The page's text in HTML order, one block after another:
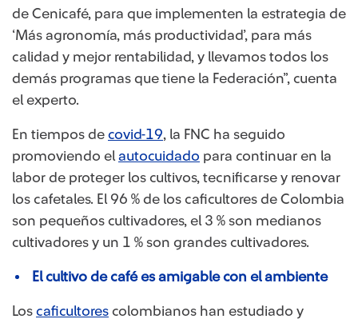
de Cenicafé, para que implementen la estrategia de
‘Más agronomía, más productividad’, para más
calidad y mejor rentabilidad, y llevamos todos los
demás programas que tiene la Federación”, cuenta
el experto.
En tiempos de covid-19, la FNC ha seguido
promoviendo el autocuidado para continuar en la
labor de proteger los cultivos, tecnificarse y renovar
los cafetales. El 96 % de los caficultores de Colombia
son pequeños cultivadores, el 3 % son medianos
cultivadores y un 1 % son grandes cultivadores.
El cultivo de café es amigable con el ambiente
Los caficultores colombianos han estudiado y